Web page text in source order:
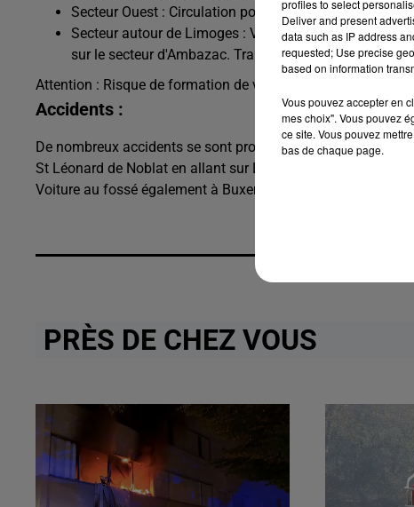
Secteur Ouest : Circulation pour l'instant normale sur
Secteur autour de Limoges : Verglas localisé et/ou
sur le secteur d'Ambazac. Traitements en cours sur les
Attention : Risque de formation de verglas au lever du jour
Accidents :
De nombreux accidents se sont produits dans la matinée.
St Léonard de Noblat en allant sur Limoges. De
Voiture au fossé également à Buxerolles ...
PRÈS DE CHEZ VOUS
profiles to select
Deliver and present
data such as IP address
requested; Use precise
based on information
Vous pouvez accepter en
mes choix". Vous pouvez
ce site. Vous pouvez
bas de chaque page.